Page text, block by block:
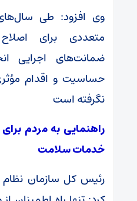
وی افزود: طی
متعددی برای
ضمانت‌های اجرایی
حساسیت و اقدام
نگرفته است
راهنمایی به مردم
خدمات سلامت
رئیس کل سازمان نظام